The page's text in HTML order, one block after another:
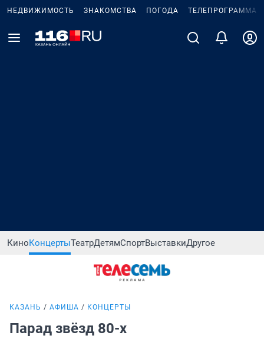
НЕДВИЖИМОСТЬ ЗНАКОМСТВА ПОГОДА ТЕЛЕПРОГРАММА
КиноКонцертыТеатрДетямСпортВыставкиДругое
КАЗАНЬ АФИША КОНЦЕРТЫ
Парад звёзд 80-х